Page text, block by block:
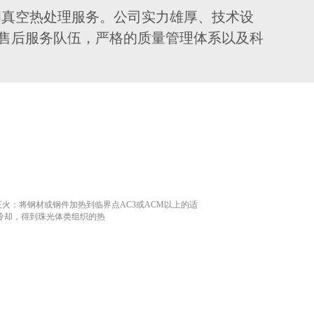
空热处理服务。公司实力雄厚、技术设
后服务队伍，严格的质量管理体系以及科
将钢材或钢件加热到临界点AC3或ACM以上的适
却，得到珠光体类组织的热